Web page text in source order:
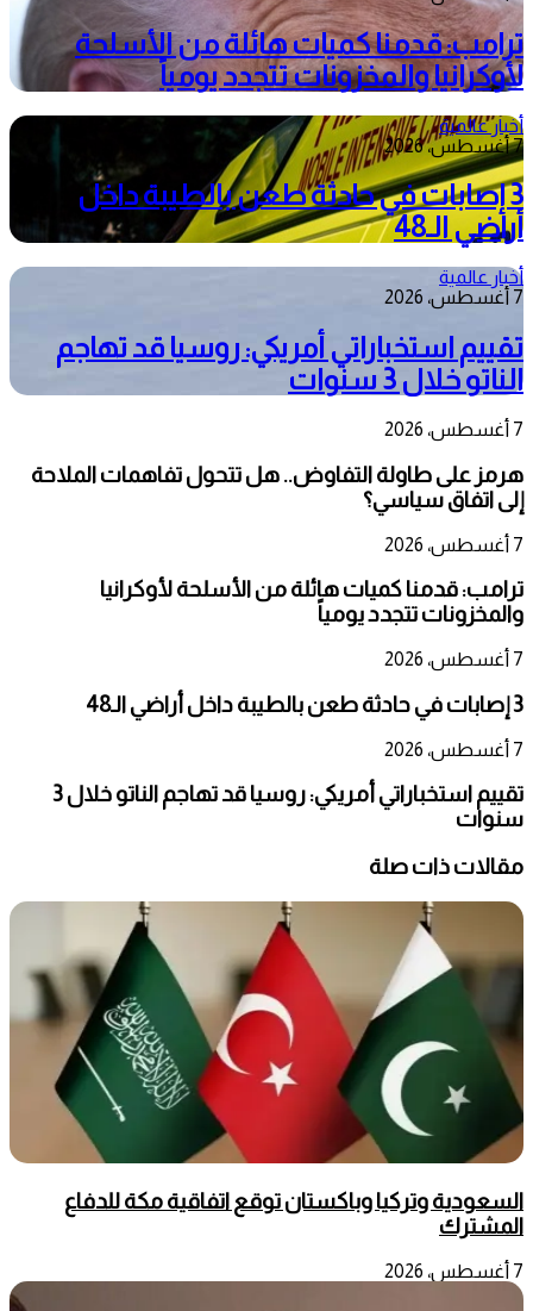
ترامب: قدمنا كميات هائلة من الأسلحة
لأوكرانيا والمخزونات تتجدد يومياً
أخبار عالمية
7 أغسطس، 2026
3 إصابات في حادثة طعن بالطيبة داخل
أراضي الـ48
أخبار عالمية
7 أغسطس، 2026
تقييم استخباراتي أمريكي: روسيا قد تهاجم
الناتو خلال 3 سنوات
7 أغسطس، 2026
هرمز على طاولة التفاوض.. هل تتحول تفاهمات الملاحة
إلى اتفاق سياسي؟
7 أغسطس، 2026
ترامب: قدمنا كميات هائلة من الأسلحة لأوكرانيا
والمخزونات تتجدد يومياً
7 أغسطس، 2026
3 إصابات في حادثة طعن بالطيبة داخل أراضي الـ48
7 أغسطس، 2026
تقييم استخباراتي أمريكي: روسيا قد تهاجم الناتو خلال 3
سنوات
مقالات ذات صلة
السعودية وتركيا وباكستان توقع اتفاقية مكة للدفاع
المشترك
7 أغسطس، 2026